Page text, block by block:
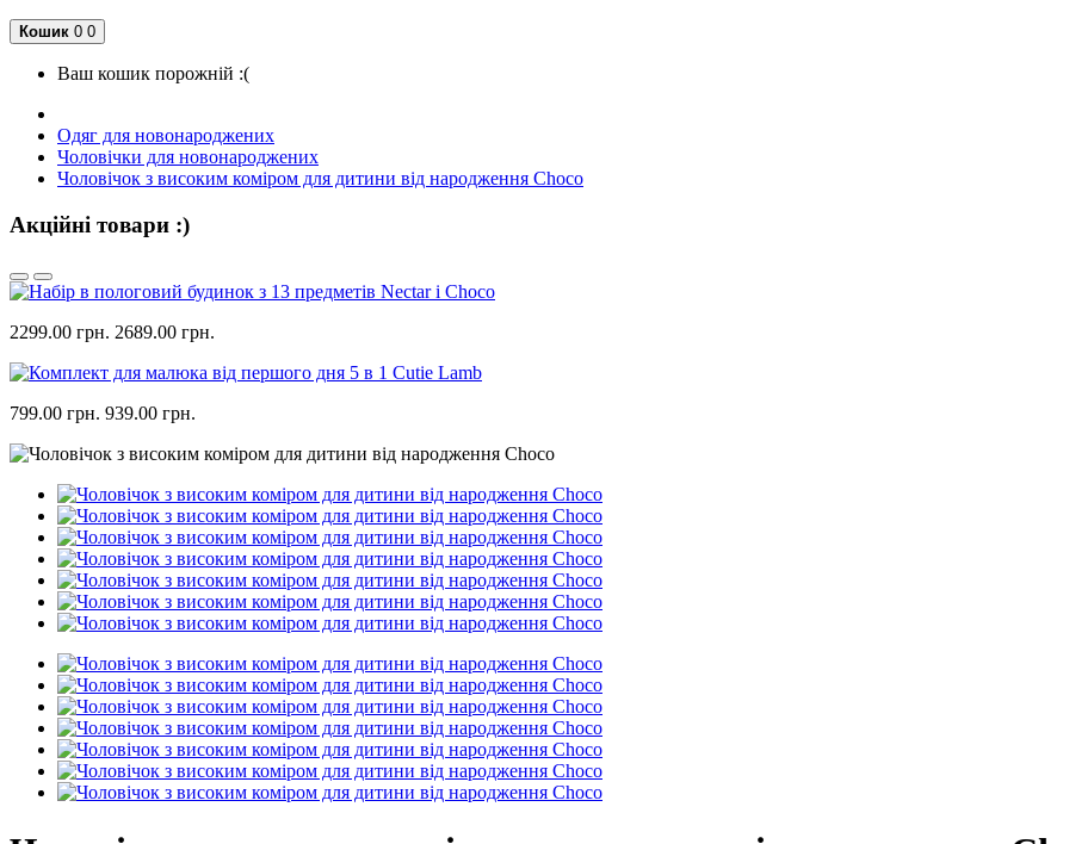
Кошик 0 0
Ваш кошик порожній :(
Одяг для новонароджених
Чоловічки для новонароджених
Чоловічок з високим коміром для дитини від народження Choco
Акційні товари :)
2299.00 грн. 2689.00 грн.
799.00 грн. 939.00 грн.